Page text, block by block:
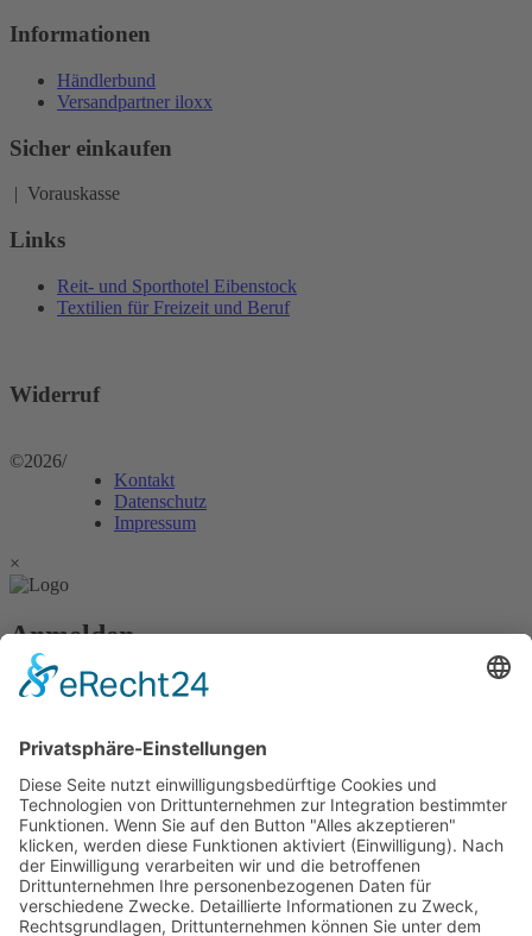
Informationen
Händlerbund
Versandpartner iloxx
Sicher einkaufen
| Vorauskasse
Links
Reit- und Sporthotel Eibenstock
Textilien für Freizeit und Beruf
Widerruf
©2026/
Kontakt
Datenschutz
Impressum
×
Anmelden
Passwort vergessen?
Angemeldet bleiben
Anmelden
Zum Inhalt springen
Vertrag widerrufen